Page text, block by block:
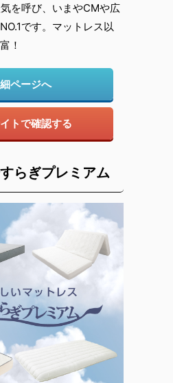
を呼び、いまやCMや広
です。マットレス以
！
ページへ
トで確認する
らぎプレミアム